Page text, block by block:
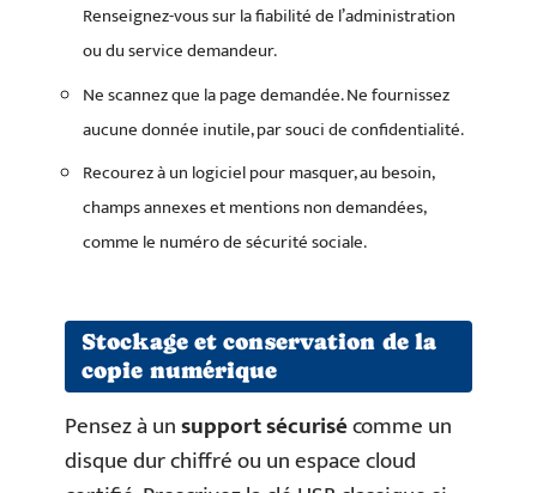
Renseignez-vous sur la fiabilité de l’administration
ou du service demandeur.
Ne scannez que la page demandée. Ne fournissez
aucune donnée inutile, par souci de confidentialité.
Recourez à un logiciel pour masquer, au besoin,
champs annexes et mentions non demandées,
comme le numéro de sécurité sociale.
Stockage et conservation de la
copie numérique
Pensez à unsupport sécurisécomme un
disque dur chiffré ou un espace cloud